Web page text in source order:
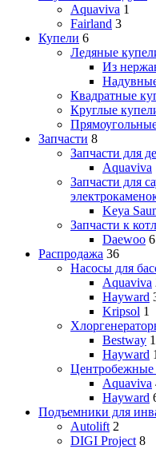
Aquaviva 1
Fairland 3
Купели 6
Ледяные
Из
Квадратные
Круглые
Запчасти 8
Запчасти для
Aquaviva
Запчасти для
Keya
Запчасти к
Daewoo 6
Распродажа 36
Насосы для
Aquaviva
Hayward
Kripsol 1
Bestway 1
Hayward 1
Центробежные
Aquaviva
Hayward
Подъемники для
Autolift 2
DIGI Project 8